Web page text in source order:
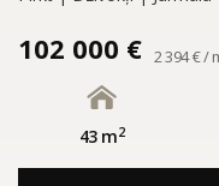
102 000 € 2 394 € /
43 m2